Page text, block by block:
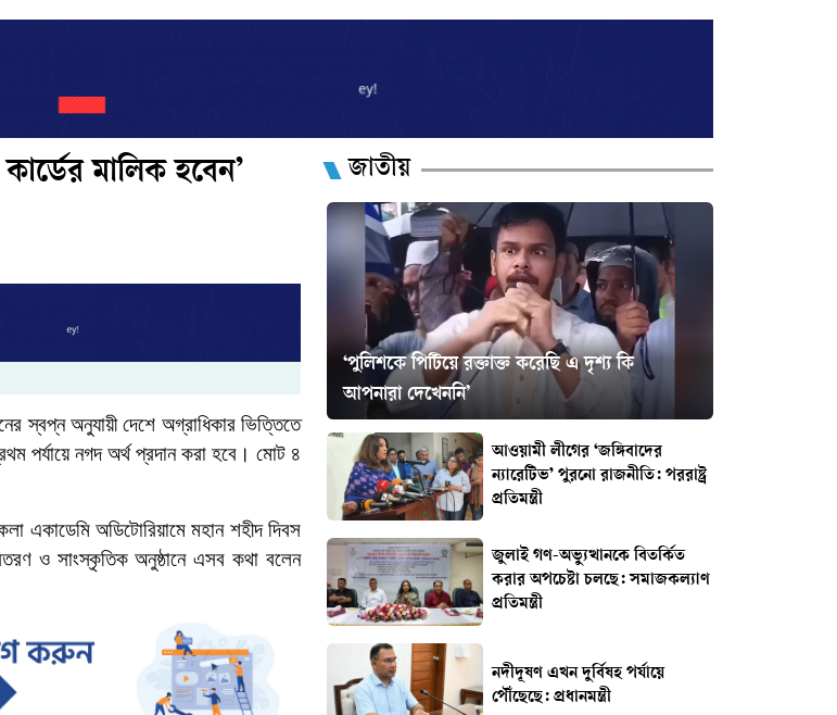
মালিক হবেন’
স্বপ্ন অনুযায়ী দেশে অগ্রাধিকার ভিত্তিতে
পর্যায়ে নগদ অর্থ প্রদান করা হবে। মোট ৪
একাডেমি অডিটোরিয়ামে মহান শহীদ দিবস
ও সাংস্কৃতিক অনুষ্ঠানে এসব কথা বলেন
জাতীয়
‘পুলিশকে পিটিয়ে রক্তাক্ত করেছি এ দৃশ্য কি
আপনারা দেখেননি’
আওয়ামী লীগের ‘জঙ্গিবাদের
ন্যারেটিভ’ পুরনো রাজনীতি: পররাষ্ট্র
প্রতিমন্ত্রী
জুলাই গণ-অভ্যুত্থানকে বিতর্কিত
করার অপচেষ্টা চলছে: সমাজকল্যাণ
প্রতিমন্ত্রী
নদীদূষণ এখন দুর্বিষহ পর্যায়ে
পৌঁছেছে: প্রধানমন্ত্রী